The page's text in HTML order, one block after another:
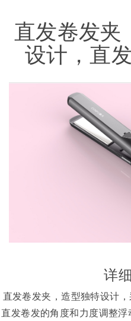
直发卷发夹
设计，直
详
直发卷发夹，造型独特设计
直发卷发的角度和力度调整